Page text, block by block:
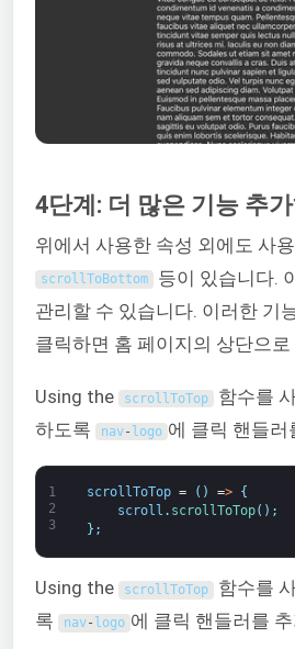
4단계: 더 많은 기능 추가
위에서 사용한 속성 외에도 사
scrollToBottom 등이 있습니다.
관리할 수 있습니다. 이러한 기
클릭하면 홈 페이지의 상단으로
Using the scrollToTop 함수를
하도록
nav- logo 에 클릭 핸들러
1
2
3
scrollToTop = ( ) =>
{
scroll . scrollToTop( ) ;
} ;
Using the scrollToTop 함수를
록
nav- logo 에 클릭 핸들러를